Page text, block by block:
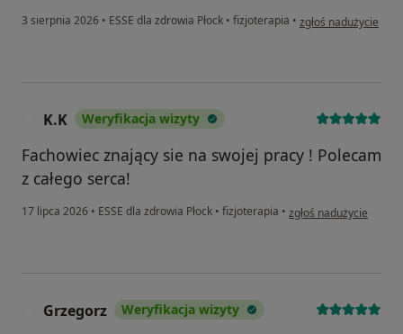
3 sierpnia 2026 • ESSE dla zdrowia Płock • fizjoterapia • w opinii użytkownika
zgłoś nadużycie
K.K Weryfikacja wizyty
Fachowiec znający sie na swojej pracy ! Polecam
z całego serca!
17 lipca 2026 • ESSE dla zdrowia Płock • fizjoterapia • w opinii użytkownika
zgłoś nadużycie
Grzegorz Weryfikacja wizyty